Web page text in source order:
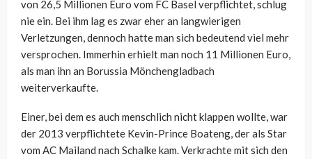
von 26,5 Millionen Euro vom FC Basel verpflichtet, schlug
nie ein. Bei ihm lag es zwar eher an langwierigen
Verletzungen, dennoch hatte man sich bedeutend viel mehr
versprochen. Immerhin erhielt man noch 11 Millionen Euro,
als man ihn an Borussia Mönchengladbach
weiterverkaufte.
Einer, bei dem es auch menschlich nicht klappen wollte, war
der 2013 verpflichtete Kevin-Prince Boateng, der als Star
vom AC Mailand nach Schalke kam. Verkrachte mit sich den